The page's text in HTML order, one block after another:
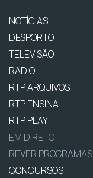
NOTÍCIAS
DESPORTO
TELEVISÃO
RÁDIO
RTP ARQUIVOS
RTP ENSINA
RTP PLAY
EM DIRETO
REVER PROGRAMAS
CONCURSOS